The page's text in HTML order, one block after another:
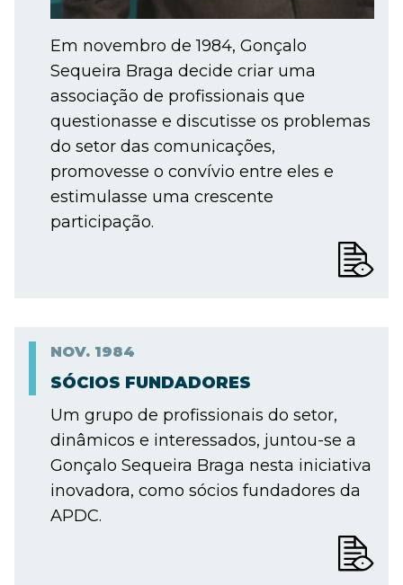
Em novembro de 1984, Gonçalo
Sequeira Braga decide criar uma
associação de profissionais que
questionasse e discutisse os problemas
do setor das comunicações,
promovesse o convívio entre eles e
estimulasse uma crescente
participação.
NOV. 1984
SÓCIOS FUNDADORES
Um grupo de profissionais do setor,
dinâmicos e interessados, juntou-se a
Gonçalo Sequeira Braga nesta iniciativa
inovadora, como sócios fundadores da
APDC.